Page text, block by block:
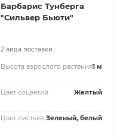
Барбарис Тунберга
"Сильвер Бьюти"
2 вида поставки
Высота взрослого растения1 м
Цвет соцветий Желтый
Цвет листьев Зеленый, белый